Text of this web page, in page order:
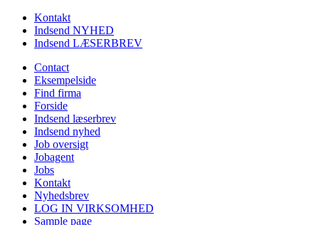
Kontakt
Indsend NYHED
Indsend LÆSERBREV
Contact
Eksempelside
Find firma
Forside
Indsend læserbrev
Indsend nyhed
Job oversigt
Jobagent
Jobs
Kontakt
Nyhedsbrev
LOG IN VIRKSOMHED
Sample page